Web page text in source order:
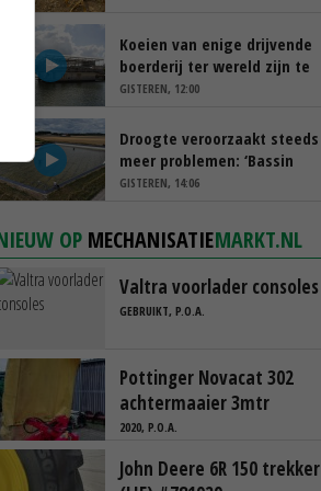
Koeien van enige drijvende
boerderij ter wereld zijn te
koop
GISTEREN, 12:00
Droogte veroorzaakt steeds
meer problemen: ‘Bassin
afgelopen week al leeg’
GISTEREN, 14:06
OP MECHANISATIEMARKT.NL
Valtra voorlader consoles
GEBRUIKT, P.O.A.
Pottinger Novacat 302
achtermaaier 3mtr
2020, P.O.A.
John Deere 6R 150 trekker